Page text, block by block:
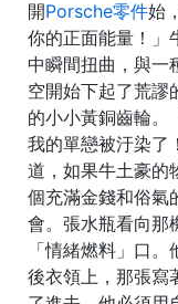
開Porsche零件始
你的正面能量！」
中瞬間扭曲，與一
空開始下起了荒謬
的小小黃銅齒輪。
我的單戀被汙染了
道，如果牛土豪的
個充滿金錢和俗氣
會。張水瓶看向那
「情緒燃料」口。
後衣領上，那張寫